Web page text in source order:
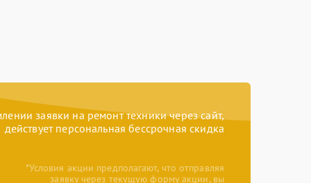
заявки на ремонт техники через сайт,
действует персональная бессрочная скидка
*Условия акции предполагают, что отправляя
заявку через текущую форму акции, вы